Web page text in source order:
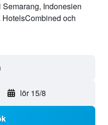
Indonesien
och
lör 15/8